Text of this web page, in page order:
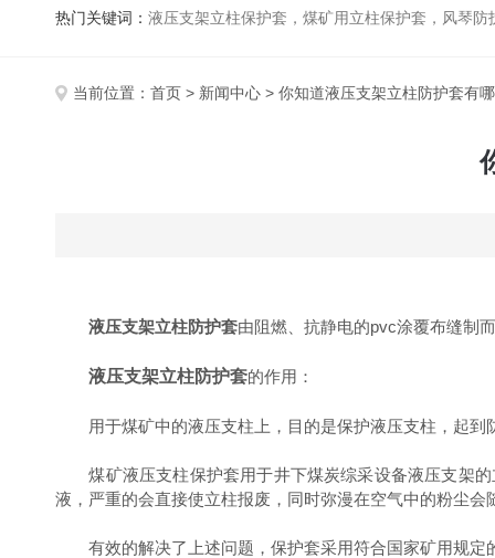
热门关键词： 液压支架立柱保护套，煤矿用立柱保护套，风琴
当前位置： 首页 > 新闻中心 > 你知道液压支架立柱防护套有
液压支架立柱防护套由阻燃、抗静电的pvc涂覆布缝制
液压支架立柱防护套的作用：
用于煤矿中的液压支柱上，目的是保护液压支柱，起到
煤矿液压支柱保护套用于井下煤炭综采设备液压支架的
液，严重的会直接使立柱报废，同时弥漫在空气中的粉尘
有效的解决了上述问题，保护套采用符合国家矿用规定